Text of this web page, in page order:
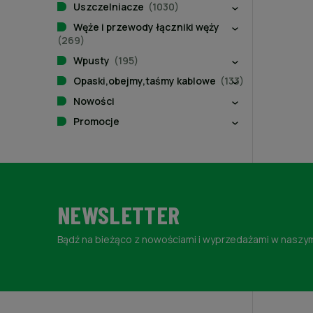
Uszczelniacze (1030)
Węże i przewody łączniki węży
(269)
Wpusty (195)
Opaski,obejmy,taśmy kablowe (133)
Nowości
Promocje
NEWSLETTER
Bądź na bieżąco z nowościami i wyprzedażami w